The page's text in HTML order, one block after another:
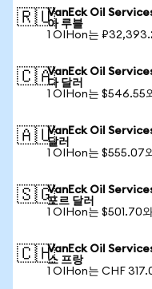
🇷🇺VanEck Oil
아 루블
1 OIHon는
🇨🇦VanEck Oil
다 달러
1 OIHon는 $546.55
🇦🇺VanEck Oil
달러
1 OIHon는 $555.07
🇸🇬VanEck Oil
포르 달러
1 OIHon는 $501.70
🇨🇭VanEck Oil
스 프랑
1 OIHon는 CHF